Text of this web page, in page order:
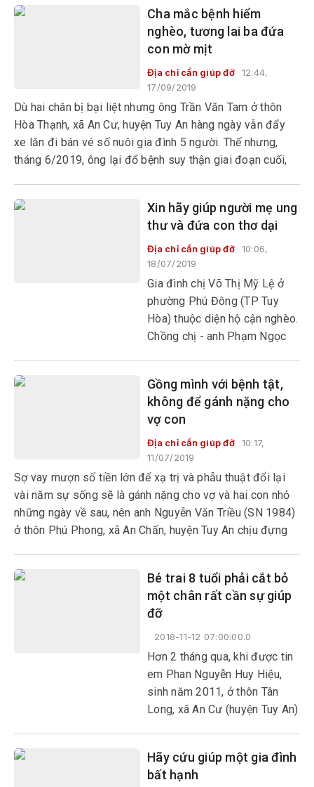
vào cảnh khó khăn, túng quẫn.
Cha mắc bệnh hiểm
nghèo, tương lai ba đứa
con mờ mịt
Địa chỉ cần giúp đỡ
12:44,
17/09/2019
Dù hai chân bị bại liệt nhưng ông Trần Văn Tam ở thôn
Hòa Thạnh, xã An Cư, huyện Tuy An hàng ngày vẫn đẩy
xe lăn đi bán vé số nuôi gia đình 5 người. Thế nhưng,
tháng 6/2019, ông lại đổ bệnh suy thận giai đoạn cuối,
Xin hãy giúp người mẹ ung
thư và đứa con thơ dại
Địa chỉ cần giúp đỡ
10:06,
18/07/2019
Gia đình chị Võ Thị Mỹ Lệ ở
phường Phú Đông (TP Tuy
Hòa) thuộc diện hộ cận nghèo.
Chồng chị - anh Phạm Ngọc
Gồng mình với bệnh tật,
không để gánh nặng cho
vợ con
Địa chỉ cần giúp đỡ
10:17,
11/07/2019
Sợ vay mượn số tiền lớn để xạ trị và phẫu thuật đổi lại
vài năm sự sống sẽ là gánh nặng cho vợ và hai con nhỏ
những ngày về sau, nên anh Nguyễn Văn Triều (SN 1984)
ở thôn Phú Phong, xã An Chấn, huyện Tuy An chịu đựng
Bé trai 8 tuổi phải cắt bỏ
một chân rất cần sự giúp
đỡ
2018-11-12 07:00:00.0
Hơn 2 tháng qua, khi được tin
em Phan Nguyễn Huy Hiệu,
sinh năm 2011, ở thôn Tân
Long, xã An Cư (huyện Tuy An)
bỏ toàn bộ chân trái, nhà
trường, thầy cô, bạn bè và
Hãy cứu giúp một gia đình
bất hạnh